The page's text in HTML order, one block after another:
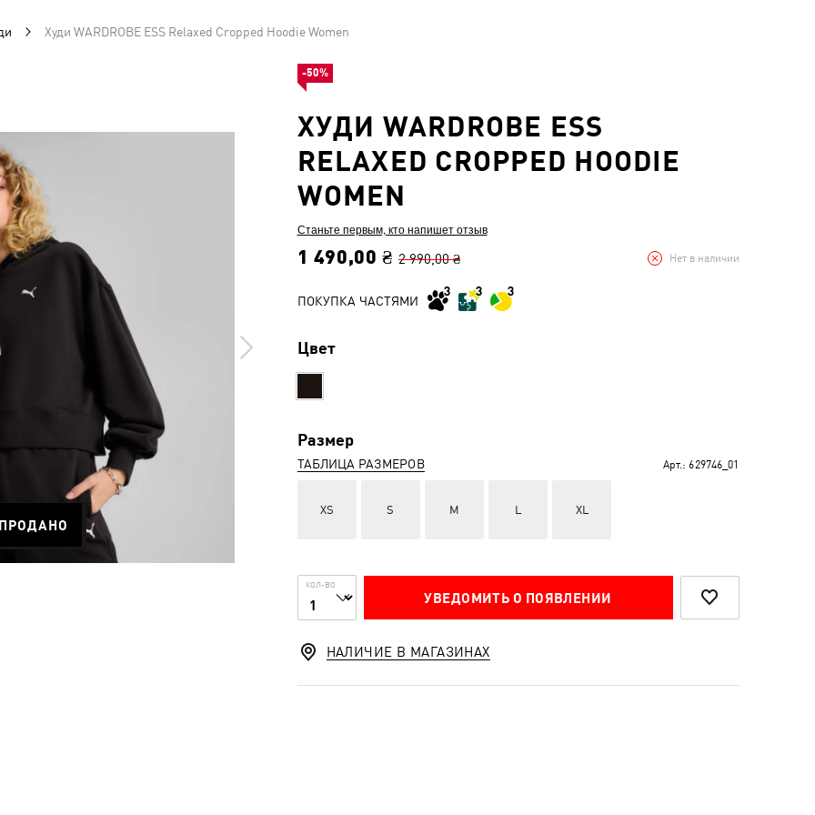
Худи WARDROBE ESS Relaxed Cropped Hoodie Women
ХУДИ WARDROBE ESS
RELAXED CROPPED HOODIE
WOMEN
Станьте первым, кто напишет отзыв
1 490,00 ₴ 2 990,00 ₴ Нет в наличии
ПОКУПКА ЧАСТЯМИ
Цвет
Размер
ТАБЛИЦА РАЗМЕРОВ Арт.: 629746_01
XS S M L XL
КОЛ-ВО
УВЕДОМИТЬ О ПОЯВЛЕНИИ
-50%
НАЛИЧИЕ В МАГАЗИНАХ